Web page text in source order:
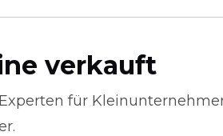
verkauft
Experten für